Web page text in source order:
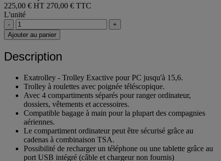
Référence produit :A519812
225,00 € HT
L'unité
-
Description
Exatrolley - Trolley Exactive pour PC jusqu'à 15,6.
Trolley à roulettes avec poignée téléscopique.
Avec 4 compartiments séparés pour ranger ordinateur,
dossiers, vêtements et accessoires.
Compatible bagage à main pour la plupart des compagnies
aériennes.
Le compartiment ordinateur peut être sécurisé grâce au
cadenas à combinaison TSA.
Possibilité de recharger un téléphone ou une tablette grâce au